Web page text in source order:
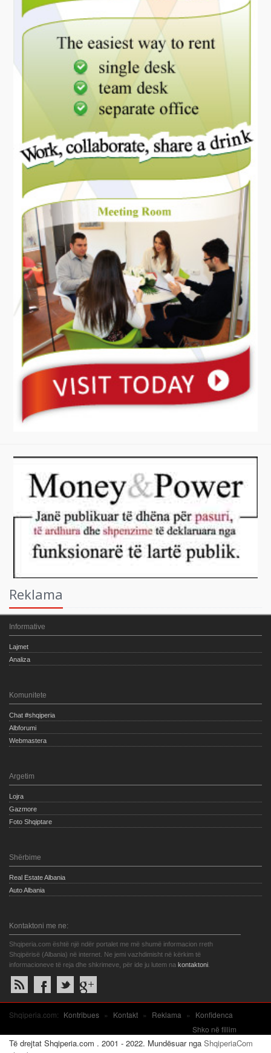
Reklama
Informative
Lajmet
Analiza
Komunitete
Chat #shqiperia
Albforumi
Webmastera
Argetim
Lojra
Gazmore
Foto Shqiptare
Shërbime
Real Estate Albania
Auto Albania
Kontaktoni me ne:
Shqiperia.com është një ndër portalet me më shumë informacion rreth
Shqipërisë (Albania) në internet. Ne jemi vazhdimisht në kërkim të
informacioneve të reja dhe shkrimeve, për ide ju lutem na kontaktoni
Shqiperia.com: Kontribues » Kontakt » Reklama »
Konfidenca
Shko në fillim
Të drejtat Shqiperia.com . 2001 - 2022. Mundësuar nga ShqiperiaCom